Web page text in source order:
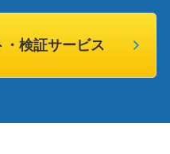
・検証サービス